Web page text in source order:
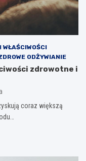
WŁAŚCIWOŚCI
ODŻYWIANIE
zdrowotne i
coraz większą